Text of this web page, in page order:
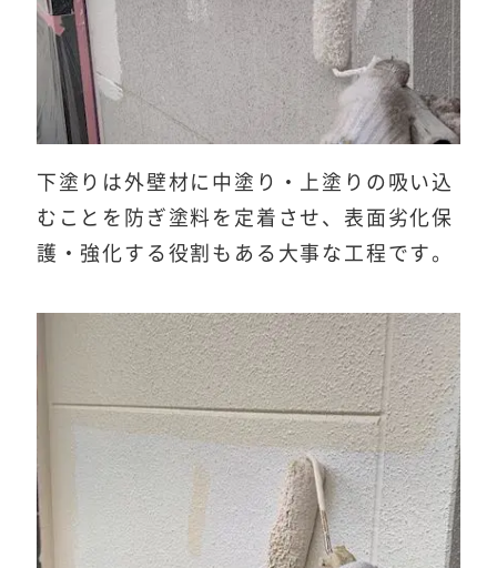
下塗りは外壁材に中塗り・上塗りの吸い込
むことを防ぎ塗料を定着させ、表面劣化保
護・強化する役割もある大事な工程です。